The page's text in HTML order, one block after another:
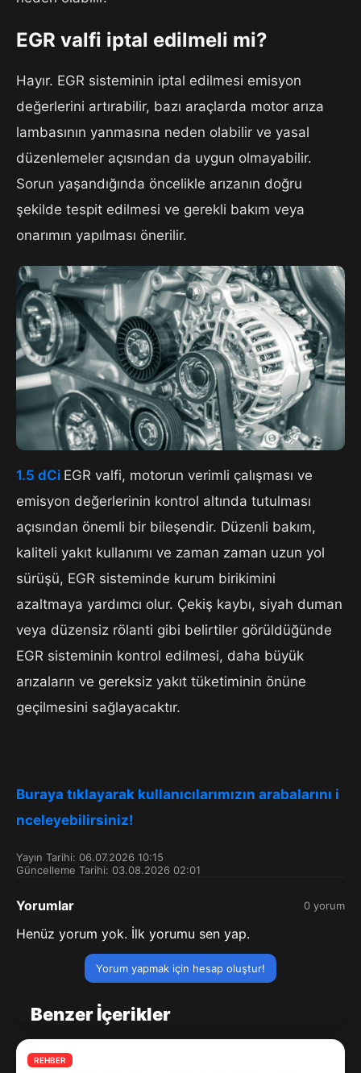
EGR valfi iptal edilmeli mi?
Hayır. EGR sisteminin iptal edilmesi emisyon
değerlerini artırabilir, bazı araçlarda motor arıza
lambasının yanmasına neden olabilir ve yasal
düzenlemeler açısından da uygun olmayabilir.
Sorun yaşandığında öncelikle arızanın doğru
şekilde tespit edilmesi ve gerekli bakım veya
onarımın yapılması önerilir.
1.5 dCi EGR valfi, motorun verimli çalışması ve
emisyon değerlerinin kontrol altında tutulması
açısından önemli bir bileşendir. Düzenli bakım,
kaliteli yakıt kullanımı ve zaman zaman uzun yol
sürüşü, EGR sisteminde kurum birikimini
azaltmaya yardımcı olur. Çekiş kaybı, siyah duman
veya düzensiz rölanti gibi belirtiler görüldüğünde
EGR sisteminin kontrol edilmesi, daha büyük
arızaların ve gereksiz yakıt tüketiminin önüne
geçilmesini sağlayacaktır.
Buraya tıklayarak kullanıcılarımızın arabalarını i
nceleyebilirsiniz!
Yayın Tarihi: 06.07.2026 10:15
Güncelleme Tarihi: 03.08.2026 02:01
Yorumlar 0 yorum
Henüz yorum yok. İlk yorumu sen yap.
Yorum yapmak için hesap oluştur!
Benzer İçerikler
REHBER